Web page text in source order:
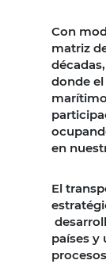
Con
matriz
donde
en
El
países y